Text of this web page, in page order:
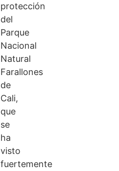
protección
del
Parque
Nacional
Natural
Farallones
de
Cali,
que
se
ha
visto
fuertemente